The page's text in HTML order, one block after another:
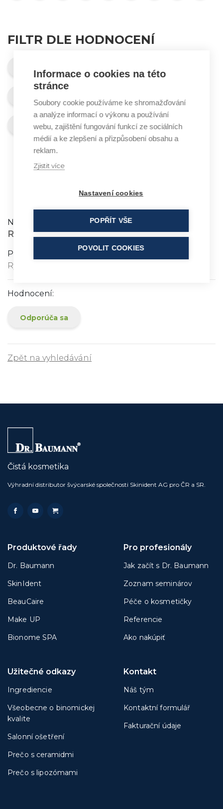
FILTR DLE HODNOCENÍ
Nedoporučuje se Nelze posoudit
RICE STARCH
Název:
RICE STARCH
Popis ingredience:
Rýžový škrob, doporučuje se do tělových pudrů
Hodnocení:
Odporúča sa
Zpět na vyhledávání
Čistá kosmetika
Výhradní distributor švýcarské společnosti Skinident AG pro ČR a SR.
Produktové řady
Dr. Baumann
SkinIdent
BeauCaire
Make UP
Bionome SPA
Pro profesionály
Jak začít s Dr. Baumann
Zoznam seminárov
Péče o kosmetičky
Referencie
Ako nakúpiť
Užitečné odkazy
Ingrediencie
Všeobecne o binomickej
kvalite
Salonní ošetření
Prečo s ceramidmi
Prečo s lipozómami
Kontakt
Náš tým
Kontaktní formulář
Fakturační údaje
Informace o cookies na této
stránce
Soubory cookie používáme ke shromažďování
a analýze informací o výkonu a používání
webu, zajištění fungování funkcí ze sociálních
médií a ke zlepšení a přizpůsobení obsahu a
reklam.
Zjistit více
Nastavení cookies
POPŘÍT VŠE
POVOLIT COOKIES